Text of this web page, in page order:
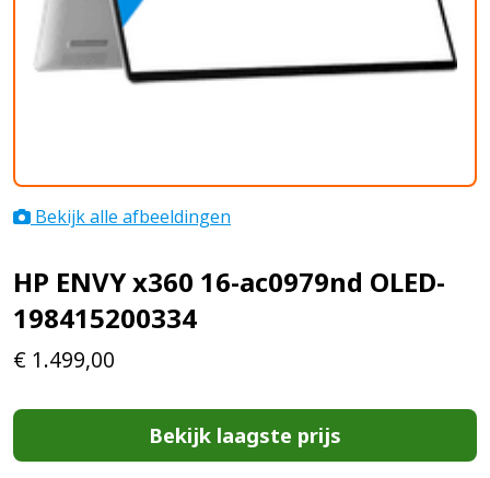
Bekijk alle afbeeldingen
HP ENVY x360 16-ac0979nd OLED-
198415200334
€ 1.499,00
Bekijk laagste prijs